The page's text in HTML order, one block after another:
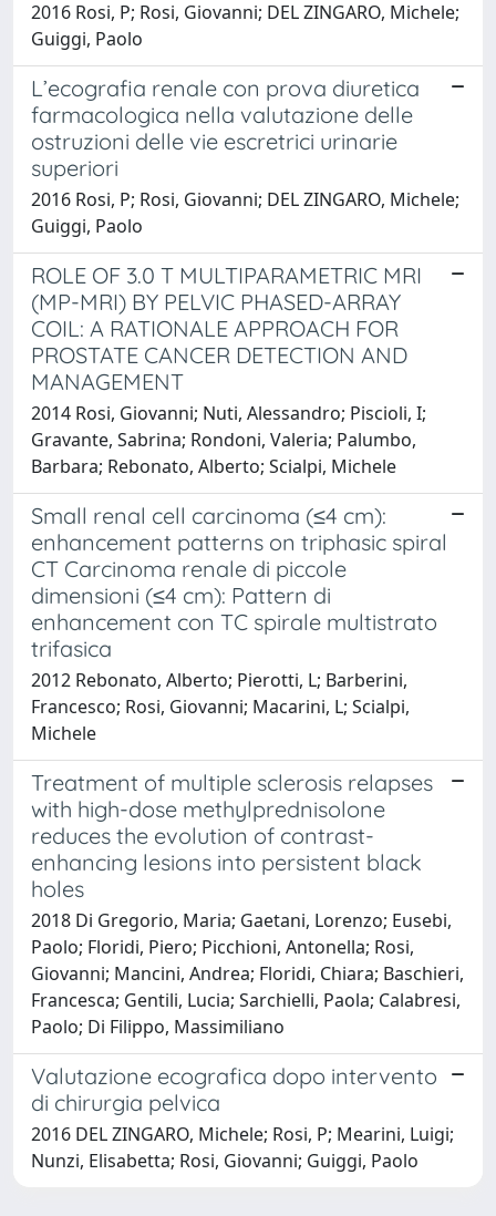
2016 Rosi, P; Rosi, Giovanni; DEL ZINGARO, Michele;
Guiggi, Paolo
L’ecografia renale con prova diuretica
farmacologica nella valutazione delle
ostruzioni delle vie escretrici urinarie
superiori
2016 Rosi, P; Rosi, Giovanni; DEL ZINGARO, Michele;
Guiggi, Paolo
ROLE OF 3.0 T MULTIPARAMETRIC MRI
(MP-MRI) BY PELVIC PHASED-ARRAY
COIL: A RATIONALE APPROACH FOR
PROSTATE CANCER DETECTION AND
MANAGEMENT
2014 Rosi, Giovanni; Nuti, Alessandro; Piscioli, I;
Gravante, Sabrina; Rondoni, Valeria; Palumbo,
Barbara; Rebonato, Alberto; Scialpi, Michele
Small renal cell carcinoma (≤4 cm):
enhancement patterns on triphasic spiral
CT Carcinoma renale di piccole
dimensioni (≤4 cm): Pattern di
enhancement con TC spirale multistrato
trifasica
2012 Rebonato, Alberto; Pierotti, L; Barberini,
Francesco; Rosi, Giovanni; Macarini, L; Scialpi,
Michele
Treatment of multiple sclerosis relapses
with high-dose methylprednisolone
reduces the evolution of contrast-
enhancing lesions into persistent black
holes
2018 Di Gregorio, Maria; Gaetani, Lorenzo; Eusebi,
Paolo; Floridi, Piero; Picchioni, Antonella; Rosi,
Giovanni; Mancini, Andrea; Floridi, Chiara; Baschieri,
Francesca; Gentili, Lucia; Sarchielli, Paola; Calabresi,
Paolo; Di Filippo, Massimiliano
Valutazione ecografica dopo intervento
di chirurgia pelvica
2016 DEL ZINGARO, Michele; Rosi, P; Mearini, Luigi;
Nunzi, Elisabetta; Rosi, Giovanni; Guiggi, Paolo